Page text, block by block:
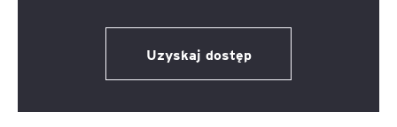
Uzyskaj dostęp